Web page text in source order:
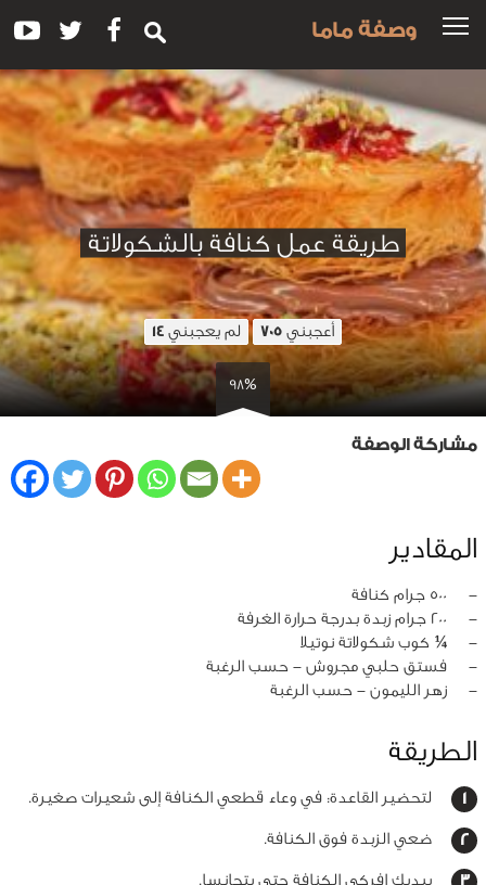
وصفة ماما
طريقة عمل كنافة بالشكولاتة
أعجبني 705 لم يعجبني 14
98%
مشاركة الوصفة
المقادير
‏-
500 جرام كنافة
‏-
200 جرام زبدة بدرجة حرارة الغرفة
‏-
¼ كوب شكولاتة نوتيلا
‏-
فستق حلبي مجروش - حسب الرغبة
‏-
زهر الليمون - حسب الرغبة
الطريقة
لتحضير القاعدة: في وعاء قطعي الكنافة إلى شعيرات صغيرة.
ضعي الزبدة فوق الكنافة.
بيديك إفركي الكنافة حتى يتجانسا.